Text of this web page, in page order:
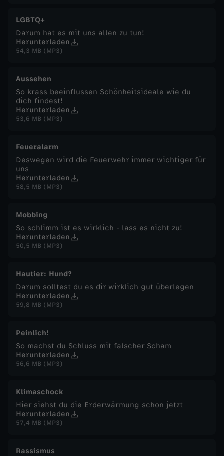
LGBTQ+
Darum hat es mit uns allen zu tun!
Herunterladen
54,3 MB (MP3)
Aussehen
So krass beeinflussen Schönheitsideale wie du
dich findest!
Herunterladen
53,6 MB (MP3)
Feueralarm
Deswegen wird die Feuerwehr immer wichtiger für
uns
Herunterladen
58,5 MB (MP3)
Mobbing
So schlimm ist es wirklich - lass es nicht zu!
Herunterladen
50,5 MB (MP3)
Hautier: Hund?
Darum solltest du es dir wirklich gut überlegen
Herunterladen
59,8 MB (MP3)
Peinlich!
So machst du Schluss mit falscher Scham
Herunterladen
56,6 MB (MP3)
Klimaschock
Hier siehst du die Erderwärmung schon jetzt
Herunterladen
57,4 MB (MP3)
Rassismus